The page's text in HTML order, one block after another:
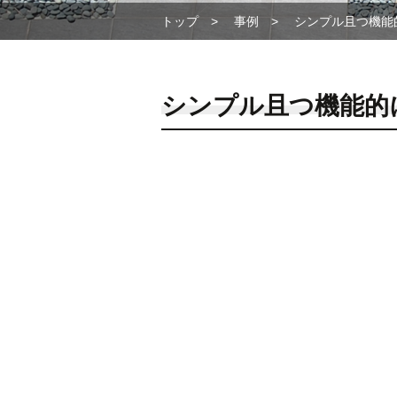
トップ 事例 シンプル且つ機能
シンプル且つ機能的